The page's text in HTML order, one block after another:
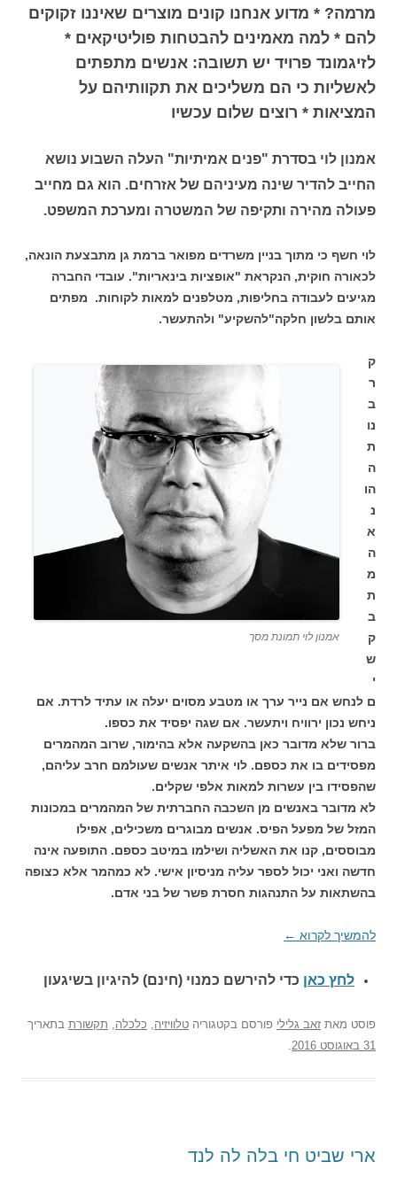
מרמה? * מדוע אנחנו קונים מוצרים שאיננו זקוקים
להם * למה מאמינים להבטחות פוליטיקאים *
לזיגמונד פרויד יש תשובה: אנשים מתפתים
לאשליות כי הם משליכים את תקוותיהם על
המציאות * רוצים שלום עכשיו
אמנון לוי בסדרת "פנים אמיתיות" העלה השבוע נושא
החייב להדיר שינה מעיניהם של אזרחים. הוא גם מחייב
פעולה מהירה ותקיפה של המשטרה ומערכת המשפט.
לוי חשף כי מתוך בניין משרדים מפואר ברמת גן מתבצעת הונאה,
לכאורה חוקית, הנקראת "אופציות בינאריות". עובדי החברה
מגיעים לעבודה בחליפות, מטלפנים למאות לקוחות. מפתים
אותם בלשון חלקה"להשקיע" ולהתעשר.
אמנון לוי תמונת מסך
ק
ר
ב
נו
ת
ה
הו
נ
א
ה
מ
ת
ב
ק
ש
י
ם לנחש אם נייר ערך או מטבע מסוים יעלה או עתיד לרדת. אם
ניחש נכון ירוויח ויתעשר. אם שגה יפסיד את כספו.
ברור שלא מדובר כאן בהשקעה אלא בהימור, שרוב המהמרים
מפסידים בו את כספם. לוי איתר אנשים שעולמם חרב עליהם,
שהפסידו בין עשרות למאות אלפי שקלים.
לא מדובר באנשים מן השכבה החברתית של המהמרים במכונות
המזל של מפעל הפיס. אנשים מבוגרים משכילים, אפילו
מבוססים, קנו את האשליה ושילמו במיטב כספם. התופעה אינה
חדשה ואני יכול לספר עליה מניסיון אישי. לא כמהמר אלא כצופה
בהשתאות על התנהגות חסרת פשר של בני אדם.
להמשיך לקרוא ←
לחץ כאן כדי להירשם כמנוי (חינם) להיגיון בשיגעון
פוסט מאת זאב גלילי פורסם בקטגוריה טלוויזיה, כלכלה, תקשורת בתאריך
31 באוגוסט 2016
.
ארי שביט חי בלה לה לנד